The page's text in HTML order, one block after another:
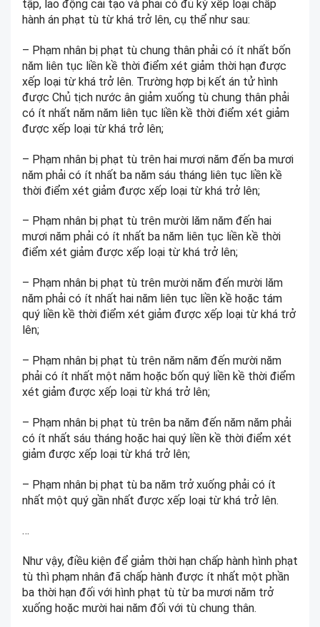
tập, lao động cải tạo và phải có đủ kỳ xếp loại chấp
hành án phạt tù từ khá trở lên, cụ thể như sau:
– Phạm nhân bị phạt tù chung thân phải có ít nhất bốn
năm liên tục liền kề thời điểm xét giảm thời hạn được
xếp loại từ khá trở lên. Trường hợp bị kết án tử hình
được Chủ tịch nước ân giảm xuống tù chung thân phải
có ít nhất năm năm liên tục liền kề thời điểm xét giảm
được xếp loại từ khá trở lên;
– Phạm nhân bị phạt tù trên hai mươi năm đến ba mươi
năm phải có ít nhất ba năm sáu tháng liên tục liền kề
thời điểm xét giảm được xếp loại từ khá trở lên;
– Phạm nhân bị phạt tù trên mười lăm năm đến hai
mươi năm phải có ít nhất ba năm liên tục liền kề thời
điểm xét giảm được xếp loại từ khá trở lên;
– Phạm nhân bị phạt tù trên mười năm đến mười lăm
năm phải có ít nhất hai năm liên tục liền kề hoặc tám
quý liền kề thời điểm xét giảm được xếp loại từ khá trở
lên;
– Phạm nhân bị phạt tù trên năm năm đến mười năm
phải có ít nhất một năm hoặc bốn quý liền kề thời điểm
xét giảm được xếp loại từ khá trở lên;
– Phạm nhân bị phạt tù trên ba năm đến năm năm phải
có ít nhất sáu tháng hoặc hai quý liền kề thời điểm xét
giảm được xếp loại từ khá trở lên;
– Phạm nhân bị phạt tù ba năm trở xuống phải có ít
nhất một quý gần nhất được xếp loại từ khá trở lên.
…
Như vậy, điều kiện để giảm thời hạn chấp hành hình phạt
tù thì phạm nhân đã chấp hành được ít nhất một phần
ba thời hạn đối với hình phạt tù từ ba mươi năm trở
xuống hoặc mười hai năm đối với tù chung thân.